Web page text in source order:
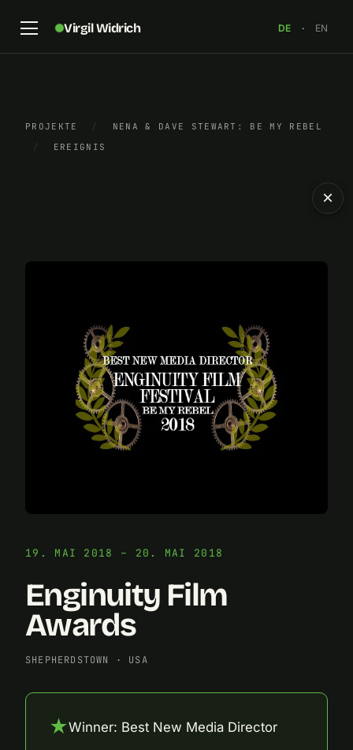
Virgil Widrich DE · EN
PROJEKTE /
NENA & DAVE STEWART: BE MY REBEL
/
EREIGNIS
19. MAI 2018 – 20. MAI 2018
Enginuity Film
Awards
SHEPHERDSTOWN · USA
★Winner: Best New Media Director
×